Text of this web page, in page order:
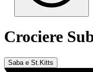
Crociere
Saba e St.Kitts